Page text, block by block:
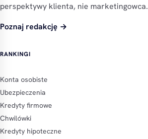
perspektywy klienta, nie marketingowca.
Poznaj redakcję →
RANKINGI
Konta osobiste
Ubezpieczenia
Kredyty firmowe
Chwilówki
Kredyty hipoteczne